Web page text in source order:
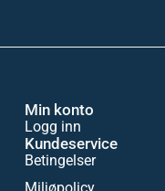
Min konto
Logg inn
Kundeservice
Betingelser